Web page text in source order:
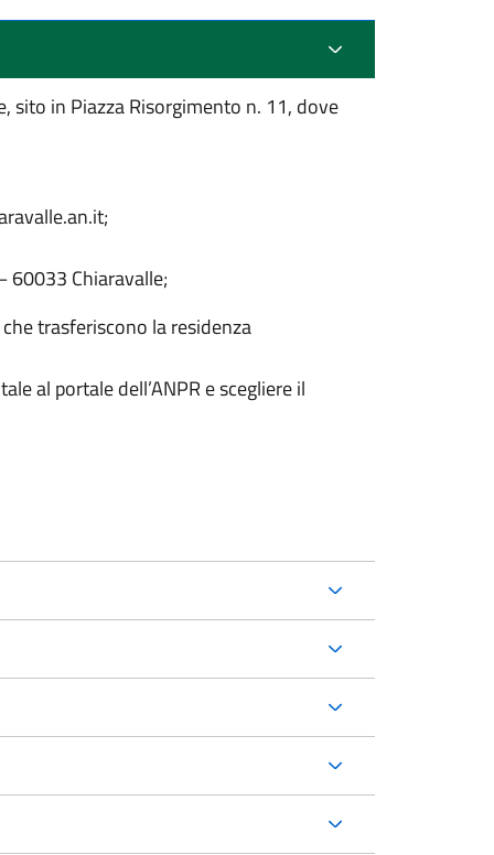
sito in Piazza Risorgimento n. 11, dove
60033 Chiaravalle;
trasferiscono la residenza
al portale dell’ANPR e scegliere il